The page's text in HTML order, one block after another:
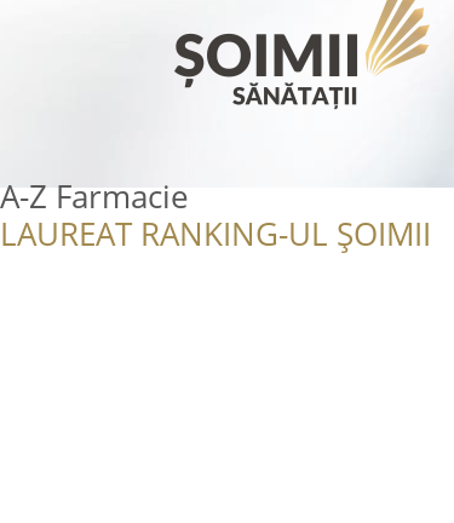
A-Z Farmacie
LAUREAT RANKING-UL ȘOIMII